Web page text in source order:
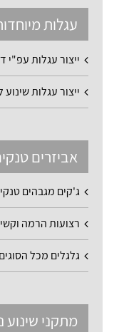
עגלות
ייצור עגלות עפ"י
ייצור עגלות
אביזרים
ג'קים מגבהים
רצועות הרמה
גלגלים מכל הסוגים
מתקני שינוע